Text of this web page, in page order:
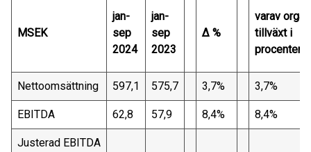
MSEK
jan-
sep
2024
jan-
sep
2023
∆ %
varav
tillväxt i
Nettoomsättning 597,1 575,7 3,7% 3,7%
EBITDA 62,8 57,9 8,4% 8,4%
Justerad EBITDA